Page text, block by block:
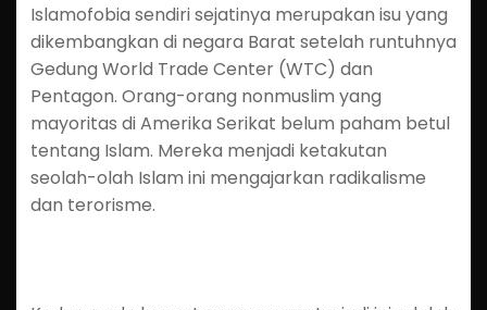
Islamofobia sendiri sejatinya merupakan isu yang
dikembangkan di negara Barat setelah runtuhnya
Gedung World Trade Center (WTC) dan
Pentagon. Orang-orang nonmuslim yang
mayoritas di Amerika Serikat belum paham betul
tentang Islam. Mereka menjadi ketakutan
seolah-olah Islam ini mengajarkan radikalisme
dan terorisme.